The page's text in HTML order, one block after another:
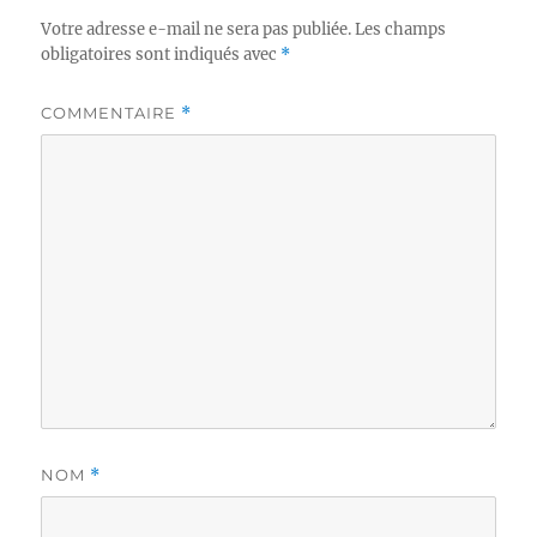
Votre adresse e-mail ne sera pas publiée. Les champs
obligatoires sont indiqués avec *
COMMENTAIRE *
NOM *